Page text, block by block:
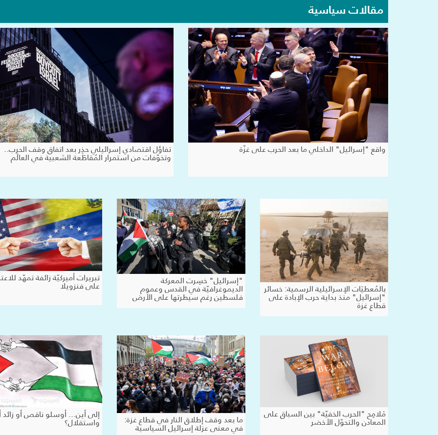
مقالات سياسية
واقع "إسرائيل" الداخلي ما بعد الحرب على غزّة تفاؤل اقتصادي إسرائيلي حذِر بعد اتفاق وقف الحرب..
وتخوّفات من استمرار المُقاطَعة الشعبية في العالَم
بالمُعطيَات الإسرائيلية الرسمية: خسائر
"إسرائيل" منذ بداية حرب الإبادة على
قطاع غزة
"إسرائيل" خسِرت المعركة
الديموغرافيّة في القدس وعموم
فلسطين رغم سيطرتها على الأرض
تبريرات أميركيّة زائفة تمهّد
على فنزويلا
مَلامِح "الحرب الخفيّة" بين السباق على
المعادن والتحوّل الأخضر ما بعد وقف إطلاق النار في قطاع غزة:
في معنى عزلة إسرائيل السياسية
إلى أين... أوسلو ناقص أو زائد
واستقلال؟